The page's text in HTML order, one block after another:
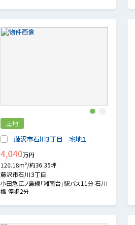
1
藤沢市石川3丁目 宅地１
土地
4,040万円
120.18m²/約36.35坪
藤沢市石川３丁目
小田急江ノ島線「湘南台」駅バス11分 石川
橋 停歩2分